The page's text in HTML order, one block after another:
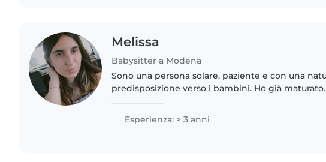
Melissa
Babysitter a Modena
Sono una persona solare, paziente e con una
predisposizione verso i bambini. Ho già maturato
d'età, imparando l'importanza..
Esperienza: > 3 anni